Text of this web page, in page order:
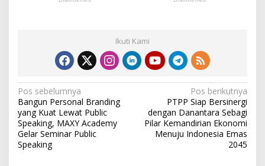
Ikuti Kami
N
a
v
i
Pos sebelumnya
Bangun Personal Branding
yang Kuat Lewat Public
Speaking, MAXY Academy
Gelar Seminar Public
Speaking
Pos berikutnya
PTPP Siap Bersinergi
dengan Danantara Sebagi
Pilar Kemandirian Ekonomi
Menuju Indonesia Emas
2045